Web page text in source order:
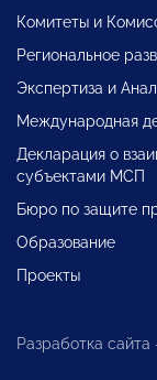
Комитеты и
Региональное
Экспертиза и
Международная
Декларация о
субъектами МСП
Бюро по защите
Образование
Проекты
Разработка